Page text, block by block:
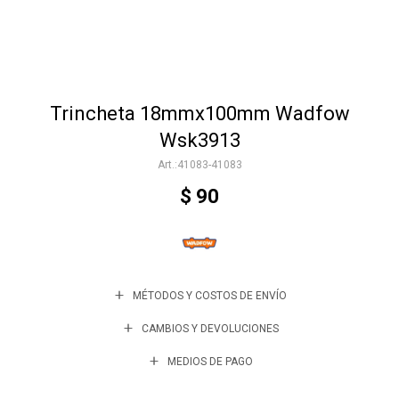
Trincheta 18mmx100mm Wadfow
Wsk3913
41083-41083
$ 90
MÉTODOS Y COSTOS DE ENVÍO
CAMBIOS Y DEVOLUCIONES
MEDIOS DE PAGO
Varios